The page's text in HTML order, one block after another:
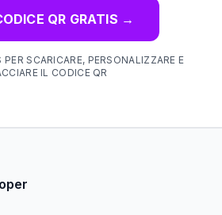
QR GRATIS →
PER SCARICARE, PERSONALIZZARE E
IL CODICE QR